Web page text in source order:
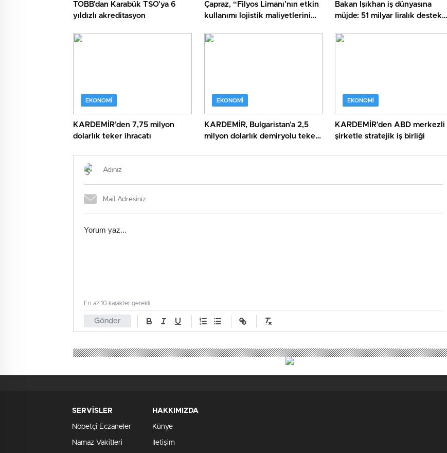
TOBB’dan Karabük TSO’ya 6
yıldızlı akreditasyon
Çapraz, “Filyos Limanı’nın etkin
kullanımı lojistik maliyetlerini
Bakan Işıkhan iş dünyasına
müjde: 51 milyar liralık destek
EKONOMI
KARDEMİR’den 7,75 milyon
dolarlık teker ihracatı
EKONOMI
KARDEMİR, Bulgaristan’a 2,5
milyon dolarlık demiryolu tekeri
EKONOMI
KARDEMİR’den ABD merkezli
şirketle stratejik iş birliği
Gönder
En az 10 karakter gerekli
SERVİSLER
Nöbetçi Eczaneler
Namaz Vakitleri
HAKKIMIZDA
Künye
İletişim